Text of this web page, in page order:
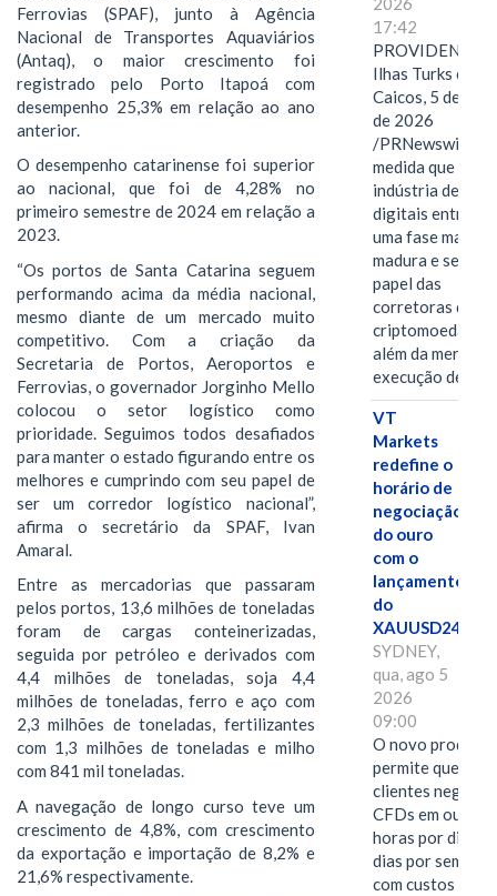
Ferrovias (SPAF), junto à Agência
Nacional de Transportes Aquaviários
(Antaq), o maior crescimento foi
registrado pelo Porto Itapoá com
desempenho 25,3% em relação ao ano
anterior.
O desempenho catarinense foi superior
ao nacional, que foi de 4,28% no
primeiro semestre de 2024 em relação a
2023.
“Os portos de Santa Catarina seguem
performando acima da média nacional,
mesmo diante de um mercado muito
competitivo. Com a criação da
Secretaria de Portos, Aeroportos e
Ferrovias, o governador Jorginho Mello
colocou o setor logístico como
prioridade. Seguimos todos desafiados
para manter o estado figurando entre os
melhores e cumprindo com seu papel de
ser um corredor logístico nacional”,
afirma o secretário da SPAF, Ivan
Amaral.
Entre as mercadorias que passaram
pelos portos, 13,6 milhões de toneladas
foram de cargas conteinerizadas,
seguida por petróleo e derivados com
4,4 milhões de toneladas, soja 4,4
milhões de toneladas, ferro e aço com
2,3 milhões de toneladas, fertilizantes
com 1,3 milhões de toneladas e milho
com 841 mil toneladas.
A navegação de longo curso teve um
crescimento de 4,8%, com crescimento
da exportação e importação de 8,2% e
21,6% respectivamente.
17:42
Ilhas Turks e
Caicos, 5 de
de 2026
/PRNewswire/
medida que a
indústria de
digitais entra em
uma fase mais
madura e
papel das
corretoras de
criptomoedas
além da mera
execução de…
VT
Markets
redefine o
horário de
negociação
do ouro
com o
lançamento
do
XAUUSD247
SYDNEY,
qua, ago 5
2026
09:00
O novo produto
permite que os
clientes
CFDs em ouro
horas por dia,
dias por semana,
com custos mais